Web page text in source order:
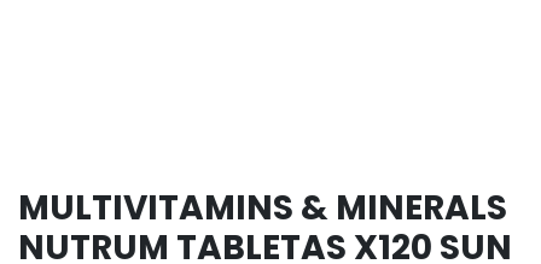
MULTIVITAMINS & MINERALS
NUTRUM TABLETAS X120 SUN